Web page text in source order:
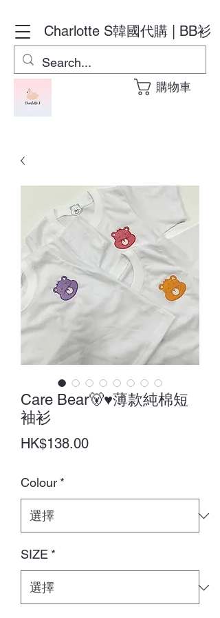
Charlotte S韓國代購 | BB衫
購物車
Care Bear🐻♥薄款純棉短
袖衫
HK$138.00價
Colour *
SIZE *